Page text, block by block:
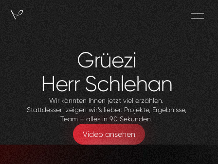
Grüezi
Herr Schlehan
Wir könnten Ihnen jetzt viel erzählen.
Stattdessen zeigen wir’s lieber: Projekte, Ergebnisse,
Team – alles in 90 Sekunden.
Video ansehen